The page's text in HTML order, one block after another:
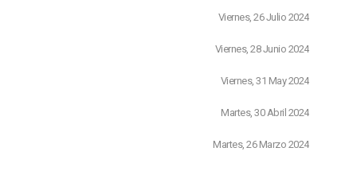
Viernes, 26 Julio 2024
Viernes, 28 Junio 2024
Viernes, 31 May 2024
Martes, 30 Abril 2024
Martes, 26 Marzo 2024